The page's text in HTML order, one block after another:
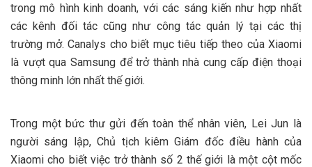
trong mô hình kinh doanh, với các sáng kiến như hợp nhất
các kênh đối tác cũng như công tác quản lý tại các thị
trường mở. Canalys cho biết mục tiêu tiếp theo của Xiaomi
là vượt qua Samsung để trở thành nhà cung cấp điện thoại
thông minh lớn nhất thế giới.
Trong một bức thư gửi đến toàn thể nhân viên, Lei Jun là
người sáng lập, Chủ tịch kiêm Giám đốc điều hành của
Xiaomi cho biết việc trở thành số 2 thế giới là một cột mốc